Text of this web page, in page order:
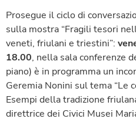
Prosegue il ciclo di
sulla mostra “Fragili tesori
veneti, friulani e triestini”:
18.00, nella sala conferenze
piano) è in programma un
Geremia Nonini sul tema “Le
Esempi della tradizione
direttrice dei Civici Musei